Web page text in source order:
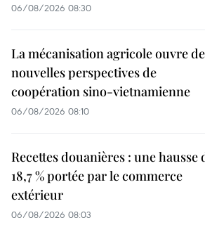
06/08/2026 08:30
La mécanisation agricole ouvre de
nouvelles perspectives de
coopération sino-vietnamienne
06/08/2026 08:10
Recettes douanières : une hausse
18,7 % portée par le commerce
extérieur
06/08/2026 08:03